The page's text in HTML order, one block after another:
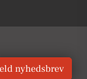
nyhedsbrev